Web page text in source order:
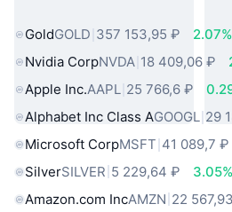
GoldGOLD 357 153,95 ₽
2.07%
Nvidia CorpNVDA 18 409,06 ₽
Apple Inc.AAPL 25 766,6 ₽
Alphabet Inc Class AGOOGL 29
Microsoft CorpMSFT 41 089,7 ₽
SilverSILVER 5 229,64 ₽
3.05%
Amazon.com IncAMZN 22